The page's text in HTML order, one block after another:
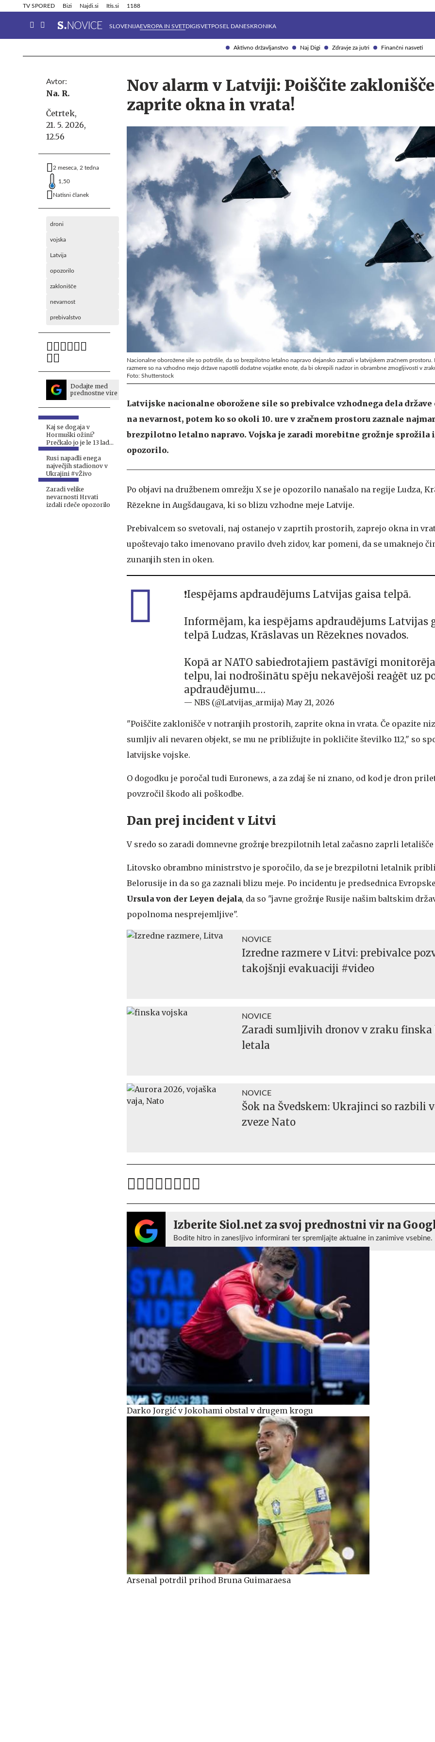
Aktivno državljanstvo Naj Digi Zdravje za jutri Finančni nasveti
TV SPORED Bizi Najdi.si Itis.si 1188
SLOVENIJAEVROPA IN SVETDIGISVETPOSEL DANESKRONIKA
Info in obvestila Tehnik
Avtor:
Na. R.
Četrtek,
21. 5. 2026,
12.56
2 meseca, 2 tedna
1,50
Natisni članek
droni
vojska
Latvija
opozorilo
zaklonišče
nevarnost
prebivalstvo
Dodajte med
prednostne vire
Kaj se dogaja v
Hormuški ožini?
Prečkalo jo je le 13 ladij.
#vŽivo
Rusi napadli enega
največjih stadionov v
Ukrajini #vŽivo
Zaradi velike
nevarnosti Hrvati
izdali rdeče opozorilo
Nov alarm v Latviji: Poiščite
zaprite okna in vrata!
Nacionalne oborožene sile so potrdile, da so brezpilotno letalno napravo dejansko zaznali v latvijskem zračnem prostoru.
razmere so na vzhodno mejo države napotili dodatne vojaške enote, da bi okrepili nadzor in obrambne zmogljivosti v
Foto: Shutterstock
Latvijske nacionalne oborožene sile so prebivalce vzhodnega dela
na nevarnost, potem ko so okoli 10. ure v zračnem prostoru zaznale
brezpilotno letalno napravo. Vojska je zaradi morebitne grožnje sprožila
opozorilo.
Po objavi na družbenem omrežju X se je opozorilo nanašalo na regije Ludza,
Rēzekne in Augšdaugava, ki so blizu vzhodne meje Latvije.
Prebivalcem so svetovali, naj ostanejo v zaprtih prostorih, zaprejo okna in
upoštevajo tako imenovano pravilo dveh zidov, kar pomeni, da se umaknejo
zunanjih sten in oken.
❗️Iespējams apdraudējums Latvijas gaisa telpā.
Informējam, ka iespējams apdraudējums Latvijas
telpā Ludzas, Krāslavas un Rēzeknes novados.
Kopā ar NATO sabiedrotajiem pastāvīgi
telpu, lai nodrošinātu spēju nekavējoši reaģēt uz
apdraudējumu.…
— NBS (@Latvijas_armija) May 21, 2026
"Poiščite zaklonišče v notranjih prostorih, zaprite okna in vrata. Če opazite
sumljiv ali nevaren objekt, se mu ne približujte in pokličite številko 112," so
latvijske vojske.
O dogodku je poročal tudi Euronews, a za zdaj še ni znano, od kod je dron
povzročil škodo ali poškodbe.
Dan prej incident v Litvi
V sredo so zaradi domnevne grožnje brezpilotnih letal začasno zaprli
Litovsko obrambno ministrstvo je sporočilo, da se je brezpilotni letalnik
Belorusije in da so ga zaznali blizu meje. Po incidentu je predsednica
Ursula von der Leyen dejala, da so "javne grožnje Rusije našim baltskim
popolnoma nesprejemljive".
NOVICE
Izredne razmere v Litvi: prebivalce
takojšnji evakuaciji #video
NOVICE
Zaradi sumljivih dronov v zraku finska
letala
NOVICE
Šok na Švedskem: Ukrajinci so razbili
zveze Nato
Izberite Siol.net za svoj prednostni vir na
Bodite hitro in zanesljivo informirani ter spremljajte aktualne in zanimive vsebine.
Darko Jorgić v Jokohami obstal v drugem krogu
Arsenal potrdil prihod Bruna Guimaraesa